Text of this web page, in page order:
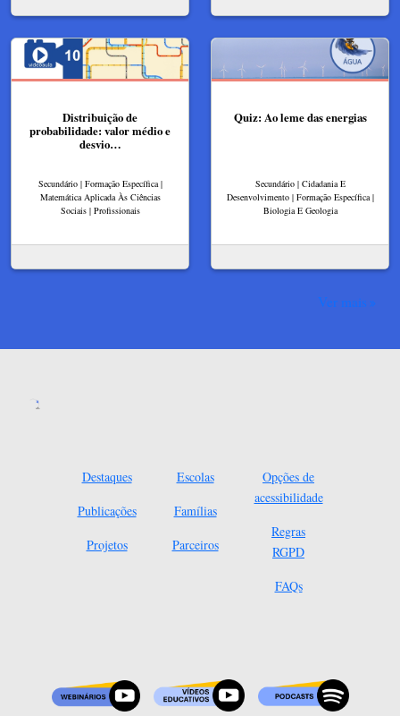
Distribuição de
probabilidade: valor médio e
desvio…
Secundário | Formação Específica |
Matemática Aplicada Às Ciências
Sociais | Profissionais
Quiz: Ao leme das energias
Secundário | Cidadania E
Desenvolvimento | Formação Específica |
Biologia E Geologia
Ver mais
Destaques
Publicações
Projetos
Escolas
Famílias
Parceiros
Opções de
acessibilidade
Regras
RGPD
FAQs